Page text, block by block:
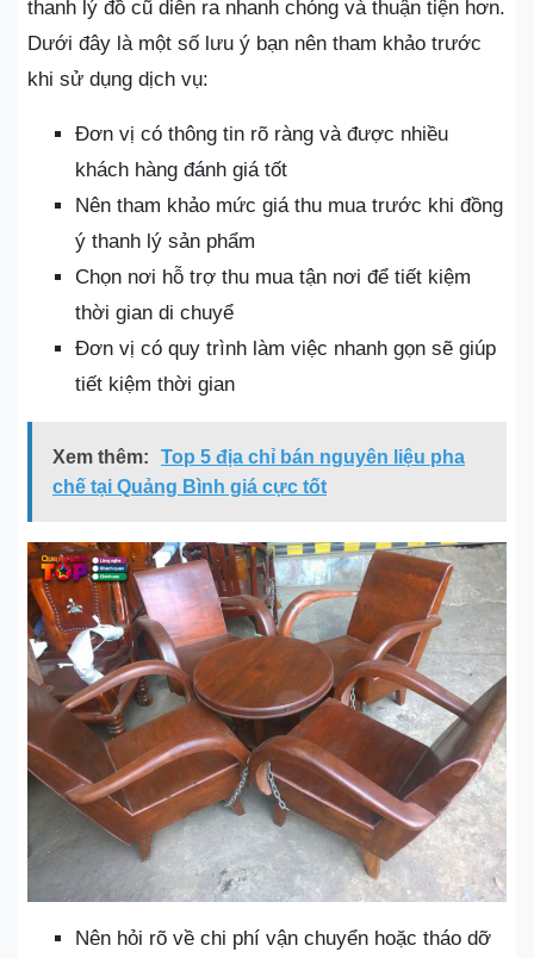
thanh lý đồ cũ diễn ra nhanh chóng và thuận tiện hơn.
Dưới đây là một số lưu ý bạn nên tham khảo trước
khi sử dụng dịch vụ:
Đơn vị có thông tin rõ ràng và được nhiều
khách hàng đánh giá tốt
Nên tham khảo mức giá thu mua trước khi đồng
ý thanh lý sản phẩm
Chọn nơi hỗ trợ thu mua tận nơi để tiết kiệm
thời gian di chuyể
Đơn vị có quy trình làm việc nhanh gọn sẽ giúp
tiết kiệm thời gian
Xem thêm:
Top 5 địa chỉ bán nguyên liệu pha
chế tại Quảng Bình giá cực tốt
Nên hỏi rõ về chi phí vận chuyển hoặc tháo dỡ